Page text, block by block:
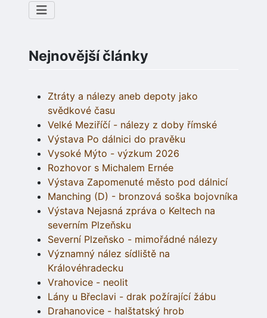
Nejnovější články
Ztráty a nálezy aneb depoty jako
svědkové času
Velké Meziříčí - nálezy z doby římské
Výstava Po dálnici do pravěku
Vysoké Mýto - výzkum 2026
Rozhovor s Michalem Ernée
Výstava Zapomenuté město pod dálnicí
Manching (D) - bronzová soška bojovníka
Výstava Nejasná zpráva o Keltech na
severním Plzeňsku
Severní Plzeňsko - mimořádné nálezy
Významný nález sídliště na
Královéhradecku
Vrahovice - neolit
Lány u Břeclavi - drak požírající žábu
Drahanovice - halštatský hrob